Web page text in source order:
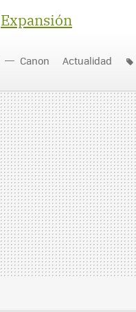
Expansión
Canon Actualidad